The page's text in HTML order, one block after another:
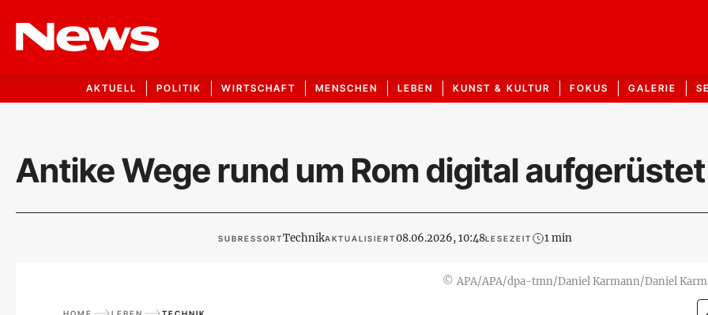
AKTUELL POLITIK WIRTSCHAFT MENSCHEN LEBEN KUNST & KULTUR FOKUS GALERIE
Antike Wege rund um Rom digital aufgerüstet
SUBRESSORTTechnikAKTUALISIERT08.06.2026, 10:48LESEZEIT 1 min
© APA/APA/dpa-tmn/Daniel Karmann/Daniel
HOME LEBEN TECHNIK